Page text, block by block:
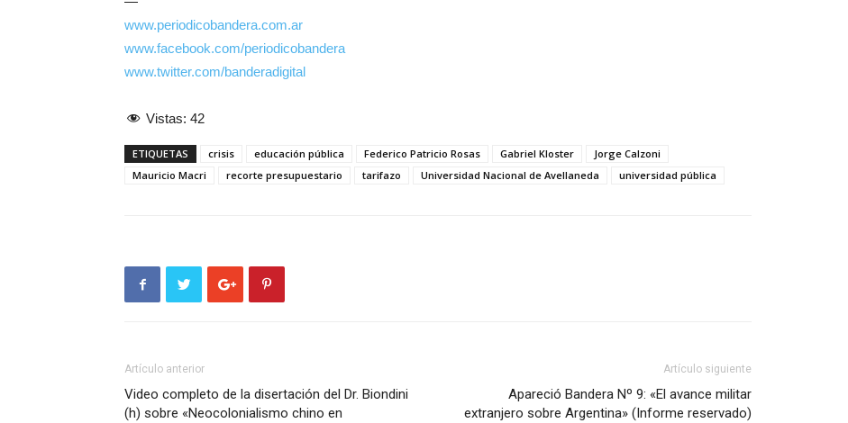
www.periodicobandera.com.ar
www.facebook.com/periodicobandera
www.twitter.com/banderadigital
Vistas: 42
ETIQUETAS crisis educación pública Federico Patricio Rosas Gabriel Kloster
Jorge Calzoni
Mauricio Macri
recorte presupuestario tarifazo Universidad Nacional de Avellaneda universidad pública
Artículo anterior
Video completo de la disertación del Dr. Biondini
(h) sobre «Neocolonialismo chino en
Artículo siguiente
Apareció Bandera Nº 9: «El avance militar
extranjero sobre Argentina» (Informe reservado)